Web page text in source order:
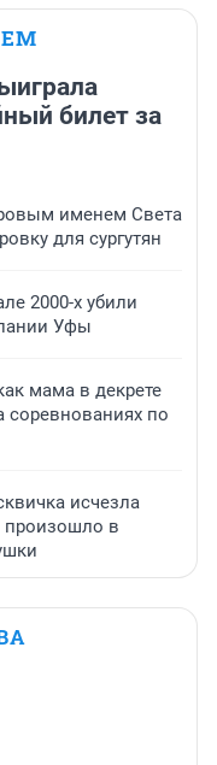
билет за
именем Света
для сургутян
2000-х убили
Уфы
мама в декрете
соревнованиях по
исчезла
произошло в